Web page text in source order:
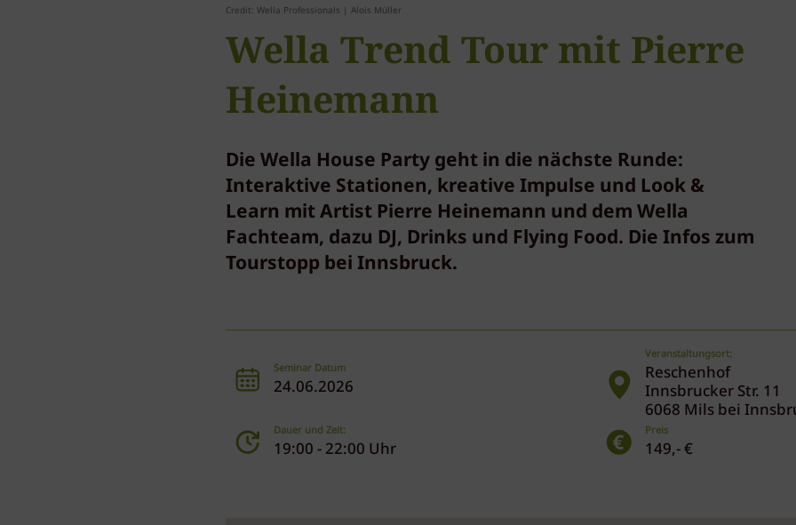
Credit: Wella Professionals | Alois Müller
Wella Trend Tour mit Pierre
Heinemann
Die Wella House Party geht in die nächste Runde:
Interaktive Stationen, kreative Impulse und Look &
Learn mit Artist Pierre Heinemann und dem Wella
Fachteam, dazu DJ, Drinks und Flying Food. Die Infos zum
Tourstopp bei Innsbruck.
Seminar Datum
24.06.2026
Veranstaltungsort:
Reschenhof
Innsbrucker Str. 11
6068 Mils bei
Dauer und Zeit:
19:00 - 22:00 Uhr
Preis
149,- €